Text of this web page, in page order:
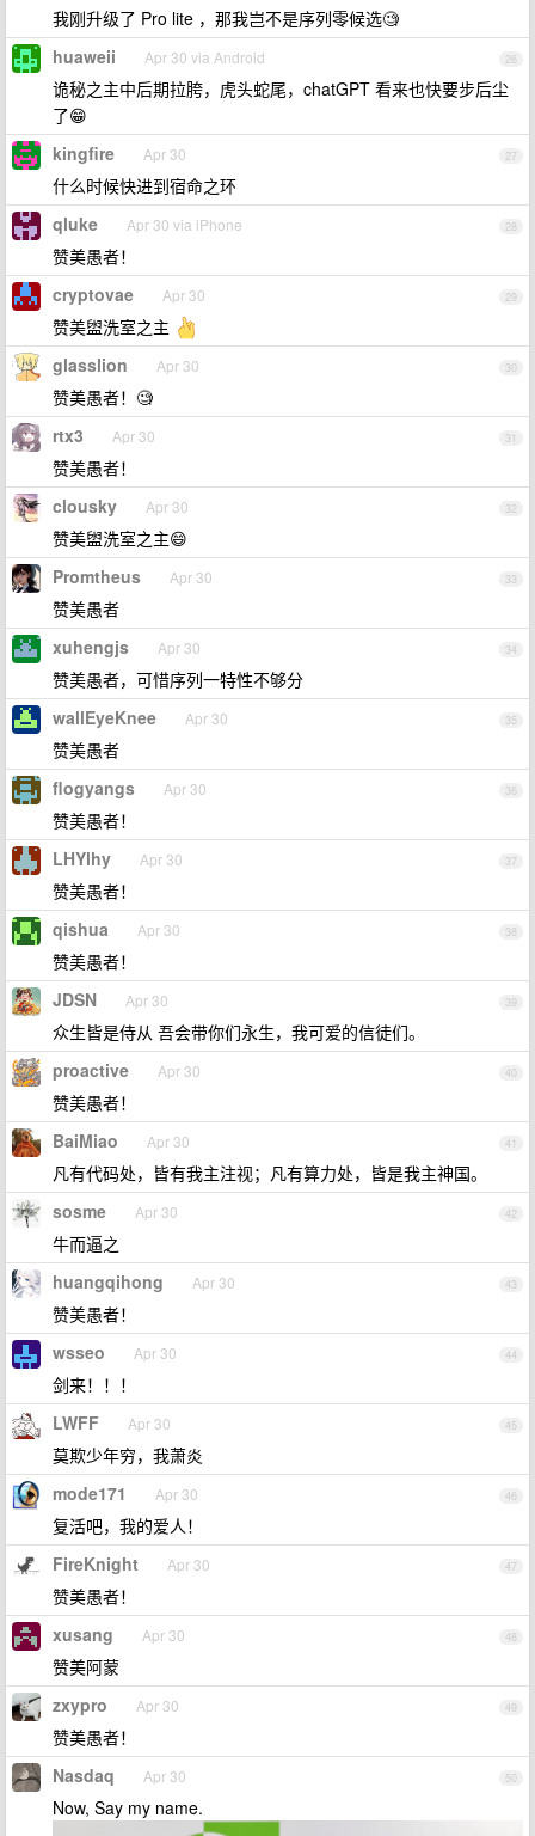
我刚升级了 Pro lite ，那我岂不是序列零候选🧐
26
huaweii Apr 30 via Android
诡秘之主中后期拉胯，虎头蛇尾，chatGPT 看来也快要步后尘
了😁
27
kingfire Apr 30
什么时候快进到宿命之环
28
qluke Apr 30 via iPhone
赞美愚者！
29
cryptovae Apr 30
赞美盥洗室之主
30
glasslion Apr 30
赞美愚者！🧐
31
rtx3 Apr 30
赞美愚者！
32
clousky Apr 30
赞美盥洗室之主😄
33
Promtheus Apr 30
赞美愚者
34
xuhengjs Apr 30
赞美愚者，可惜序列一特性不够分
35
wallEyeKnee Apr 30
赞美愚者
36
flogyangs Apr 30
赞美愚者！
37
LHYlhy Apr 30
赞美愚者！
38
qishua Apr 30
赞美愚者！
39
JDSN Apr 30
众生皆是侍从 吾会带你们永生，我可爱的信徒们。
40
proactive Apr 30
赞美愚者！
41
BaiMiao Apr 30
凡有代码处，皆有我主注视；凡有算力处，皆是我主神国。
42
sosme Apr 30
牛而逼之
43
huangqihong Apr 30
赞美愚者！
44
wsseo Apr 30
剑来！！！
45
LWFF Apr 30
莫欺少年穷，我萧炎
46
mode171 Apr 30
复活吧，我的爱人！
47
FireKnight Apr 30
赞美愚者！
48
xusang Apr 30
赞美阿蒙
49
zxypro Apr 30
赞美愚者！
50
Nasdaq Apr 30
Now, Say my name.